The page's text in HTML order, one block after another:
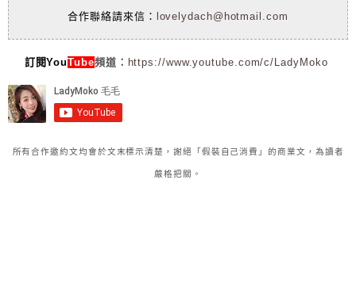
合作聯絡請來信： lovelydach@hotmail.com
訂閱YouTube頻道： https://www.youtube.com/c/LadyMoko
所有合作邀約文均會於文末標示清楚，謝絕「假裝自己消費」的商業文，為讀者
嚴格把關。